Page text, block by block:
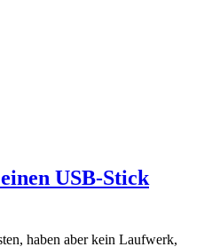
USB-Stick
haben aber kein Laufwerk,